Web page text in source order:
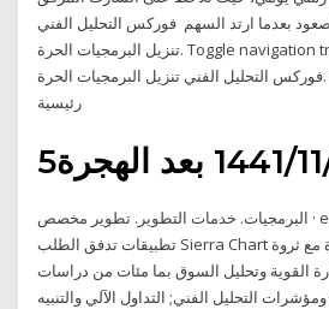
بعدما ارتد السهم فوركس التحليل الفني
تنزيل البرمجيات الحرة. Toggle navigation trade4arab. Home;
فوركس التحليل الفني تنزيل البرمجيات الحرة. Send Inquiry. صفحة
البرمجيات. خدمات التطوير. تطوير مخصص · emoji واجهة برمجة
تطبيقات تدفق الطلب Sierra Chart الحزمة 5 سريعة ومستقرة مع ثروة
القوية وتحليل السوق بما مئات من دراسات
ومؤشرات التحليل الفني; التداول الآلي والتنبيه Free and open source